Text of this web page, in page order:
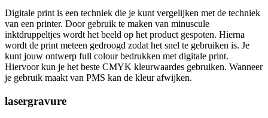
Digitale print is een techniek die je kunt vergelijken met de techniek
van een printer. Door gebruik te maken van minuscule
inktdruppeltjes wordt het beeld op het product gespoten. Hierna
wordt de print meteen gedroogd zodat het snel te gebruiken is. Je
kunt jouw ontwerp full colour bedrukken met digitale print.
Hiervoor kun je het beste CMYK kleurwaardes gebruiken. Wanneer
je gebruik maakt van PMS kan de kleur afwijken.
lasergravure